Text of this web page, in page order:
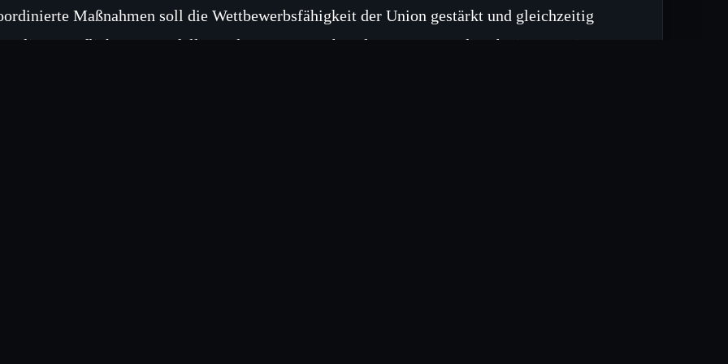
Maßnahmen soll die Wettbewerbsfähigkeit der Union gestärkt und gleichzeitig
Klimaverpflichtungen erfüllt werden. Laut Angaben des Rates trägt die Abstimmung in